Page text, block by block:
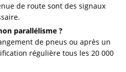
de route sont des signaux
parallélisme ?
de pneus ou après un
régulière tous les 20 000